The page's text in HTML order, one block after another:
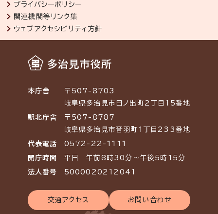
プライバシーポリシー
関連機関等リンク集
ウェブアクセシビリティ方針
多治見市役所
本庁舎
〒507-8703
岐阜県多治見市日ノ出町2丁目15番地
駅北庁舎
〒507-8787
岐阜県多治見市音羽町1丁目233番地
代表電話 0572-22-1111
開庁時間 平日 午前8時30分～午後5時15分
法人番号 5000020212041
交通アクセス お問い合わせ